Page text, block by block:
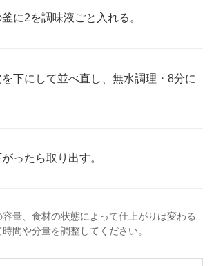
に2を調味液ごと入れる。
下にして並べ直し、無水調理・8分に
ったら取り出す。
量、食材の状態によって仕上がりは変わる
間や分量を調整してください。